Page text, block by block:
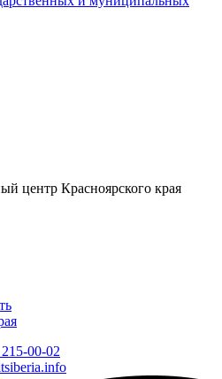
центр Красноярского края
00-02